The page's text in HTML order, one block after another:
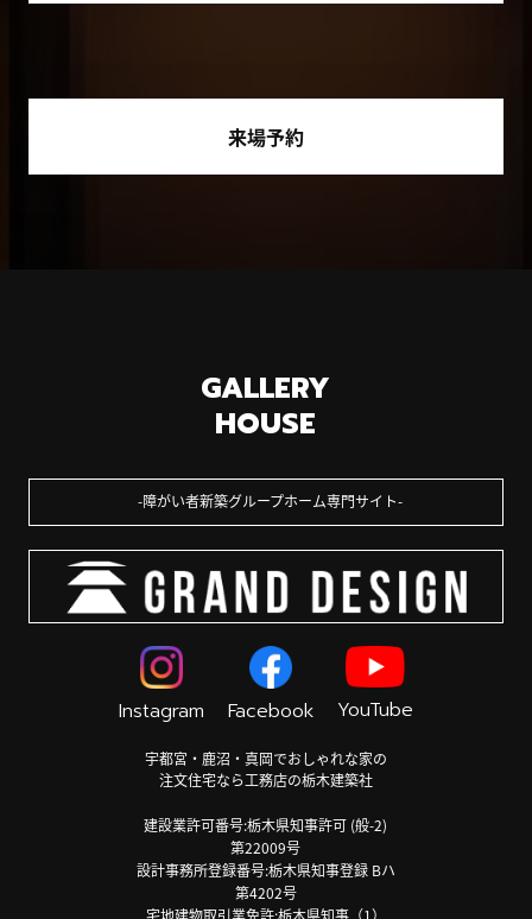
来場予約
GALLERY
HOUSE
障がい者新築グループホーム専門サイト
Instagram Facebook YouTube
宇都宮・鹿沼・真岡でおしゃれな家の
注文住宅なら工務店の栃木建築社
建設業許可番号:栃木県知事許可 (般-2)
第22009号
設計事務所登録番号:栃木県知事登録 Bハ
第4202号